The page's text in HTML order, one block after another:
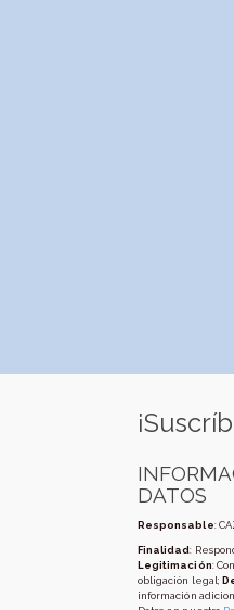
DATOS
Responsable:
Finalidad:
Legitimación:
obligación legal;
información